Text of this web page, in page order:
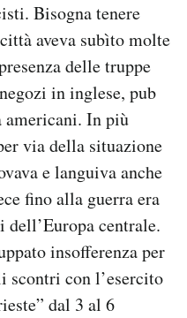
Bisogna tenere
aveva subìto molte
delle truppe
in inglese, pub
In più
via della situazione
e languiva anche
fino alla guerra era
centrale.
insofferenza per
scontri con l’esercito
dal 3 al 6